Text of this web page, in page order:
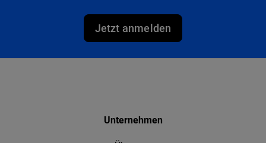
Jetzt anmelden
Unternehmen